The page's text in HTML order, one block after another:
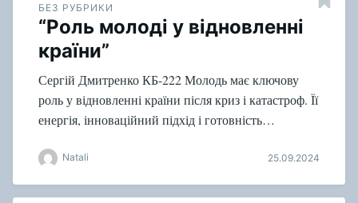
БЕЗ РУБРИКИ
“Роль молоді у відновленні
країни”
Сергій Дмитренко КБ-222 Молодь має ключову
роль у відновленні країни після криз і катастроф. Її
енергія, інноваційний підхід і готовність…
Natali 25.09.2024